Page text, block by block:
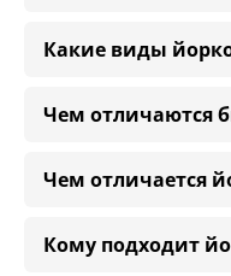
Какие виды
Чем отличаются
Чем отличается
Кому подходит